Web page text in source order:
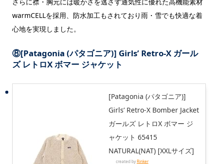
warmCELLを採用、防水加工もされており雨・雪でも快適な着
心地を実現しました。
⑧[Patagonia (パタゴニア)] Girls’ Retro-X ガール
ズ レトロX ボマー ジャケット
[Patagonia (パタゴニア)]
Girls’ Retro-X Bomber Jacket
ガールズ レトロX ボマー ジ
ャケット 65415
NATURAL(NAT) [XXLサイズ]
created by Rinker